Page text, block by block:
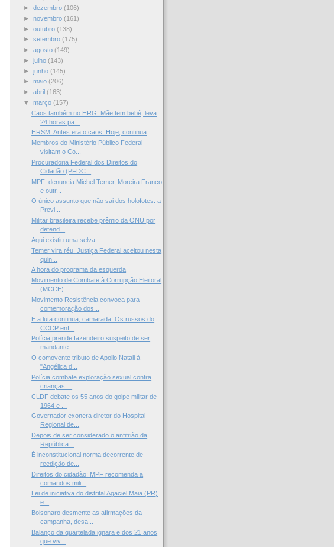
► dezembro (106)
► novembro (161)
► outubro (138)
► setembro (175)
► agosto (149)
► julho (143)
► junho (145)
► maio (206)
► abril (163)
▼ março (157)
Caos também no HRG. Mãe tem bebê, leva
24 horas pa...
HRSM: Antes era o caos. Hoje, continua
Membros do Ministério Público Federal
visitam o Co...
Procuradoria Federal dos Direitos do
Cidadão (PFDC...
MPF: denuncia Michel Temer, Moreira Franco
e outr...
O único assunto que não sai dos holofotes: a
Previ...
Militar brasileira recebe prêmio da ONU por
defend...
Aqui existiu uma selva
Temer vira réu. Justiça Federal aceitou nesta
quin...
A hora do programa da esquerda
Movimento de Combate à Corrupção Eleitoral
(MCCE) ...
Movimento Resistência convoca para
comemoração dos...
E a luta continua, camarada! Os russos do
CCCP enf...
Polícia prende fazendeiro suspeito de ser
mandante...
O comovente tributo de Apollo Natali à
"Angélica d...
Polícia combate exploração sexual contra
crianças ...
CLDF debate os 55 anos do golpe militar de
1964 e ...
Governador exonera diretor do Hospital
Regional de...
Depois de ser considerado o anfitrião da
República...
É inconstitucional norma decorrente de
reedição de...
Direitos do cidadão: MPF recomenda a
comandos mili...
Lei de iniciativa do distrital Agaciel Maia (PR)
e...
Bolsonaro desmente as afirmações da
campanha, desa...
Balanço da quartelada ignara e dos 21 anos
que viv...